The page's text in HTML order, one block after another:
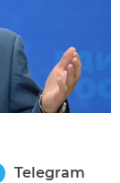
Telegram